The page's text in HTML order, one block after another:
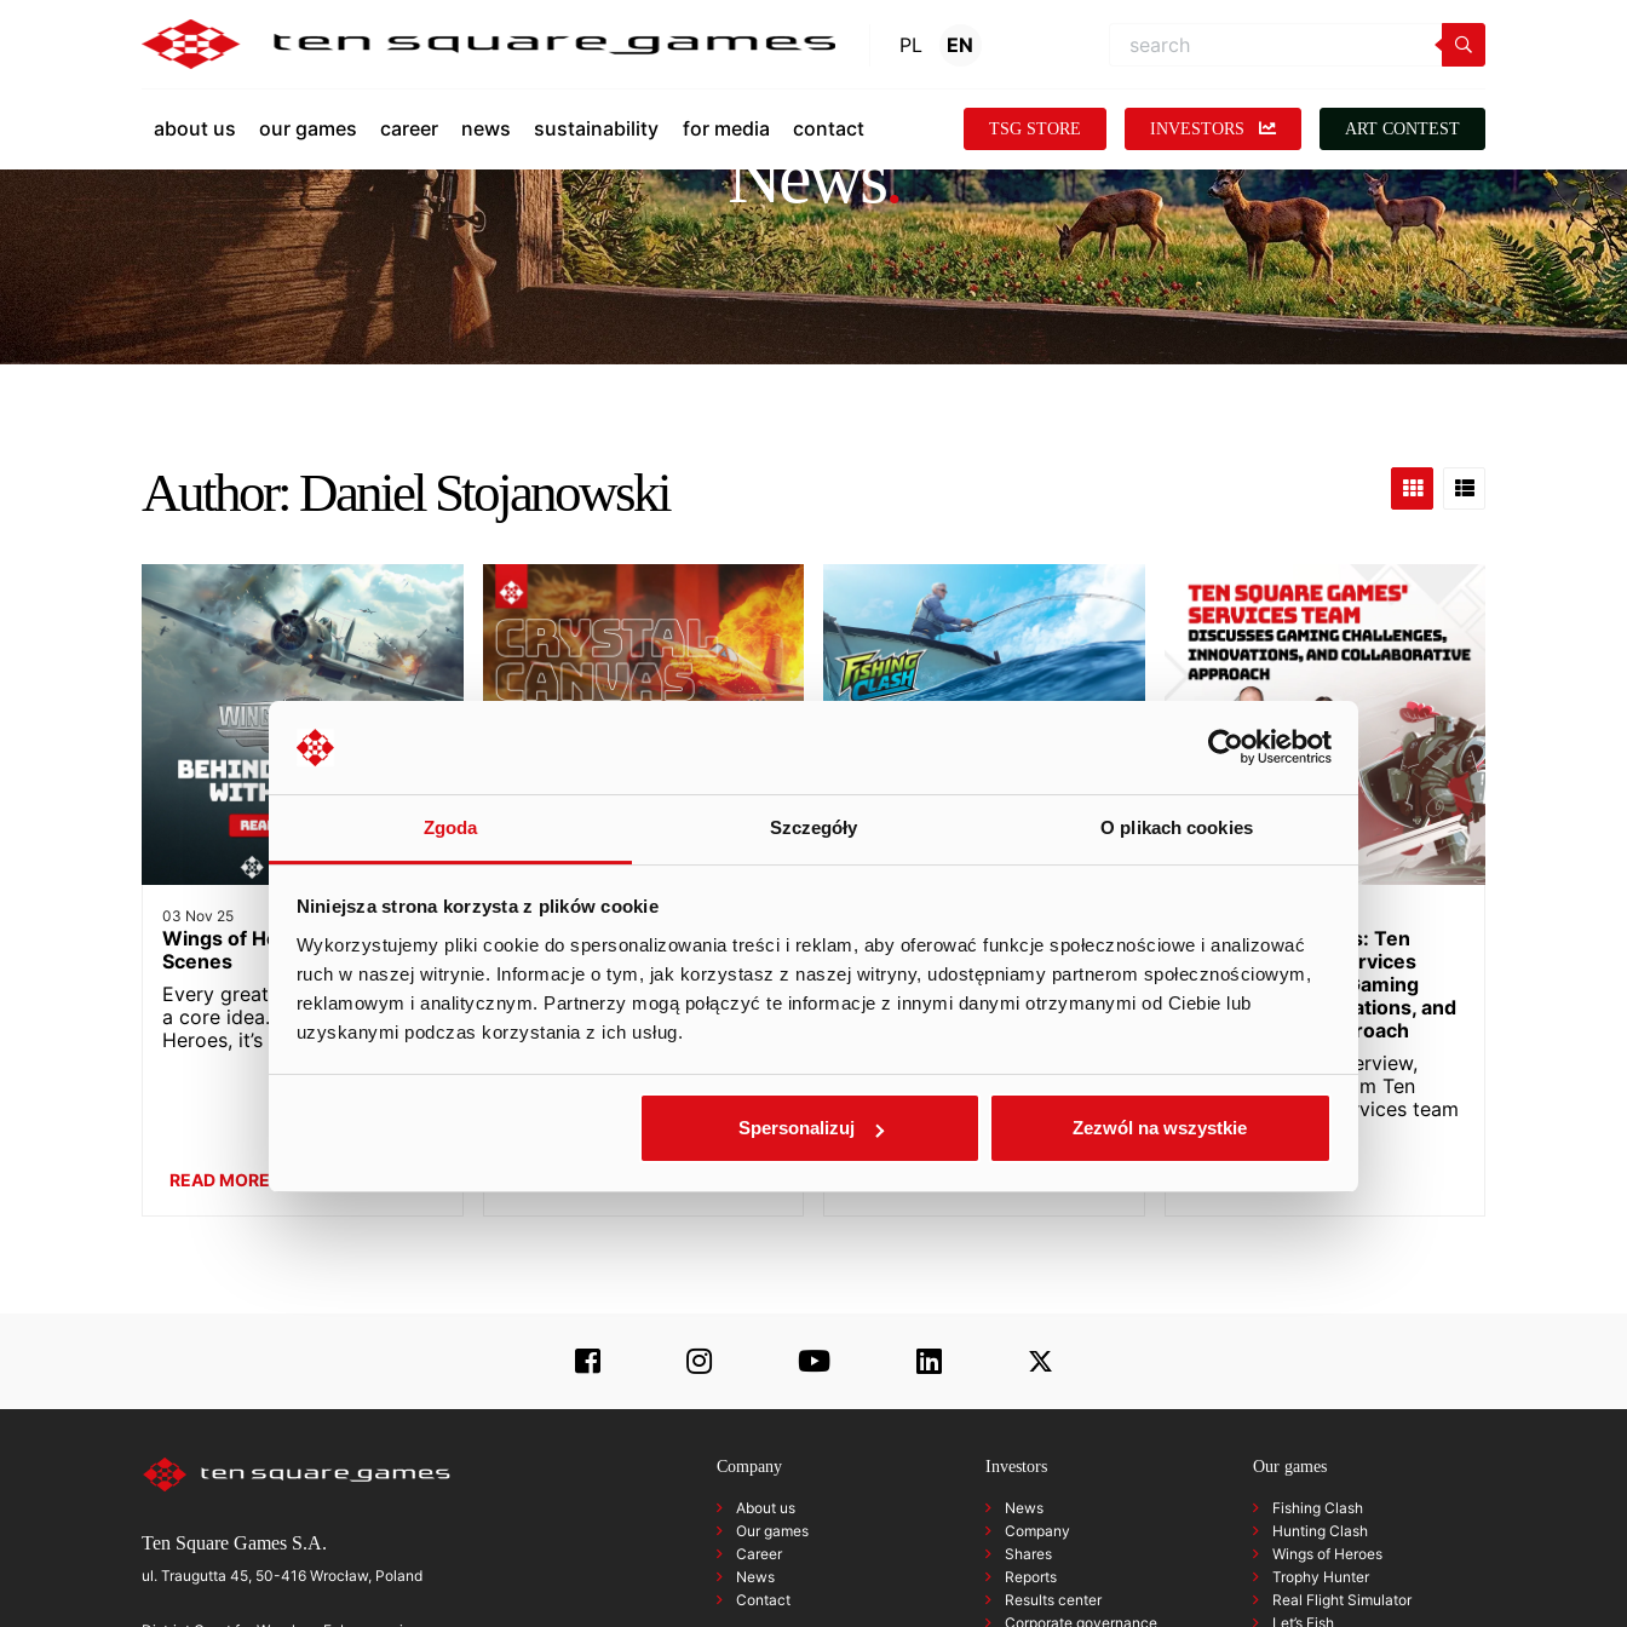
Zgoda Szczegóły O plikach cookies
Niniejsza strona korzysta z plików cookie
Wykorzystujemy pliki cookie do spersonalizowania treści i reklam, aby oferować funkcje społecznościowe i analizować
ruch w naszej witrynie. Informacje o tym, jak korzystasz z naszej witryny, udostępniamy partnerom społecznościowym,
reklamowym i analitycznym. Partnerzy mogą połączyć te informacje z innymi danymi otrzymanymi od Ciebie lub
uzyskanymi podczas korzystania z ich usług.
Spersonalizuj Zezwól na wszystkie
PL EN
about us our games career news sustainability for media contact TSG STORE INVESTORS ART CONTEST
News.
Author: Daniel Stojanowski
03 Nov 25
Wings of Heroes: Behind The
Scenes
Every great game starts with
a core idea. For Wings of
Heroes, it’s the thrill…
READ MORE
28 Aug 24
The second edition of Crystal
Canvas Rookies: “Aerial
Adventures” inspires young
artists
June 2024 marked the end of
Fishing Clash: A Deep Dive
into the World’s Leading
Fishing Simulator
Fishing Clash has set the
Behind the Scenes: Ten
Square Games’ Services
Team Discusses Gaming
Challenges, Innovations, and
Collaborative Approach
In a fascinating interview,
representatives from Ten
Square Games' Services team
shed light on the…
Ten Square Games S.A.
ul. Traugutta 45, 50-416 Wrocław, Poland
Company
About us
Our games
Career
News
Contact
Investors
News
Company
Shares
Reports
Results center
Corporate governance
Our games
Fishing Clash
Hunting Clash
Wings of Heroes
Trophy Hunter
Real Flight Simulator
Let’s Fish